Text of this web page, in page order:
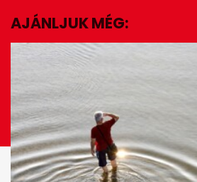
EZ IS ÉRDEKELHET
AJÁNLJUK MÉG: